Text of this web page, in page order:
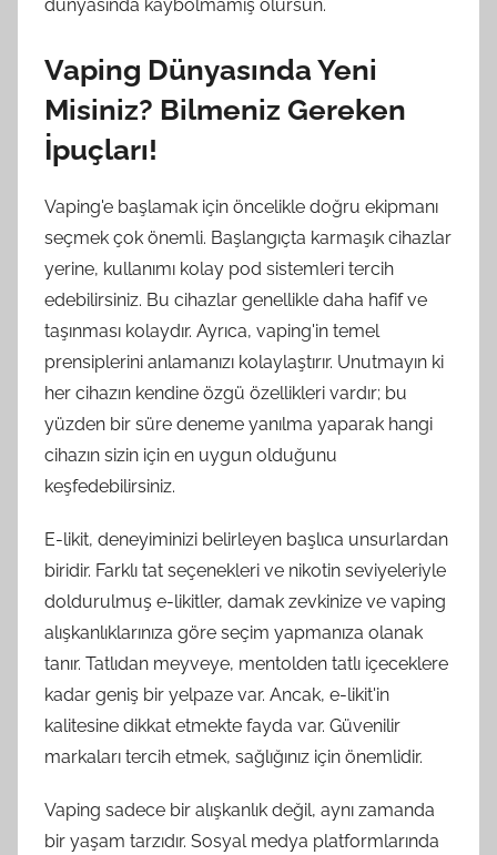
dünyasında kaybolmamış olursun.
Vaping Dünyasında Yeni
Misiniz? Bilmeniz Gereken
İpuçları!
Vaping'e başlamak için öncelikle doğru ekipmanı
seçmek çok önemli. Başlangıçta karmaşık cihazlar
yerine, kullanımı kolay pod sistemleri tercih
edebilirsiniz. Bu cihazlar genellikle daha hafif ve
taşınması kolaydır. Ayrıca, vaping'in temel
prensiplerini anlamanızı kolaylaştırır. Unutmayın ki
her cihazın kendine özgü özellikleri vardır; bu
yüzden bir süre deneme yanılma yaparak hangi
cihazın sizin için en uygun olduğunu
keşfedebilirsiniz.
E-likit, deneyiminizi belirleyen başlıca unsurlardan
biridir. Farklı tat seçenekleri ve nikotin seviyeleriyle
doldurulmuş e-likitler, damak zevkinize ve vaping
alışkanlıklarınıza göre seçim yapmanıza olanak
tanır. Tatlıdan meyveye, mentolden tatlı içeceklere
kadar geniş bir yelpaze var. Ancak, e-likit'in
kalitesine dikkat etmekte fayda var. Güvenilir
markaları tercih etmek, sağlığınız için önemlidir.
Vaping sadece bir alışkanlık değil, aynı zamanda
bir yaşam tarzıdır. Sosyal medya platformlarında